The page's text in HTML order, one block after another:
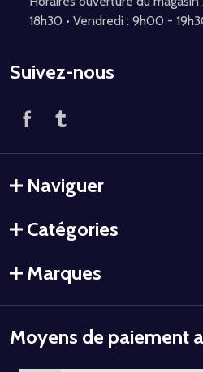
18h30 • Vendredi : 9h00 -
Suivez-nous
Naviguer
Catégories
Marques
Moyens de paiement